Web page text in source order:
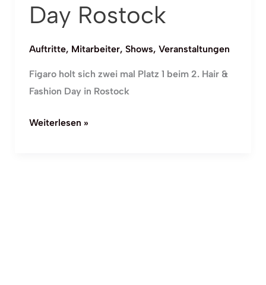
Day Rostock
Auftritte, Mitarbeiter, Shows, Veranstaltungen
Figaro holt sich zwei mal Platz 1 beim 2. Hair &
Fashion Day in Rostock
Weiterlesen »